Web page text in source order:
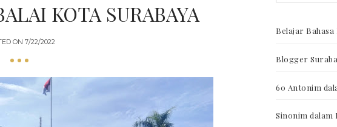
KOTA SURABAYA
ON 7/22/2022
Belajar
Blogger
60 Antonim
Sinonim dalam